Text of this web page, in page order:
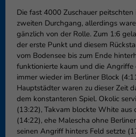
Die fast 4000 Zuschauer peitschten
zweiten Durchgang, allerdings
gänzlich von der Rolle. Zum 1:6
der erste Punkt und diesem
vom Bodensee bis zum Ende
funktionierte kaum und die Angriffe
immer wieder im Berliner Block
Hauptstädter waren zu dieser Zeit
dem konstanteren Spiel. Okolic
(13:22), Takvam blockte White aus
(14:22), ehe Malescha ohne
seinen Angriff hinters Feld setzte